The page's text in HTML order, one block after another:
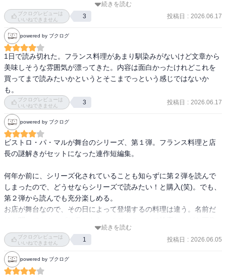
・「割り切れないチョコレート」
気難しいショコラティエが作る詰め合わせはなぜ素数（割り切れな
い数）なのか…
私は「ガレット・デ・ロワの秘密」と「割り切れないチョコレー
ト」が特に好みだった！
「ガレット・デ・ロワの秘密」では志村さんがフランスにいた時の
奥様との馴れ初めのようなところが描かれていてホッコリとした
し、「割り切れないチョコレート」はショコラティエの男性の女手
一つで育ててくれたお母さんへの思いがチョコレートに表現されて
いるのかなと、少し切ない気持ちにもなった。
続編も楽しみです〜！
たけど、もしかして好き？
続きを読む
ブクログレビューは
いいねできません
3 投稿日 : 2026.06.17
powered by ブクログ
1日で読み切れた。フランス料理があまり馴染みがないけど文章から
美味しそうな雰囲気が漂ってきた。内容は面白かったけれどこれを
買ってまで読みたいかというとそこまでっという感じではないか
も。
ブクログレビューは
いいねできません
3 投稿日 : 2026.06.17
powered by ブクログ
ビストロ・パ・マルが舞台のシリーズ、第１弾。フランス料理と店
長の謎解きがセットになった連作短編集。
何年か前に、シリーズ化されていることも知らずに第２弾を読んで
しまったので、どうせならシリーズで読みたい！と購入(笑)。でも、
第２弾から読んでも充分楽しめる。
お店が舞台なので、その日によって登場するの料理は違う。名前だ
を見てイメージを膨らませた。このビストロ・パ・マルでは、フラ
ンスの家庭料理のような素朴なものを出しているそうなので、食べ
てみたい。
(ちなみに商店街の一角にあるらしい)
続きを読む
ブクログレビューは
いいねできません
1 投稿日 : 2026.06.05
powered by ブクログ